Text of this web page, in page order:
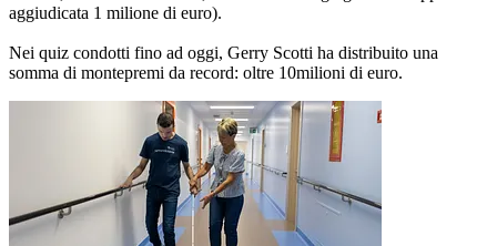
aggiudicata 1 milione di euro).
Nei quiz condotti fino ad oggi, Gerry Scotti ha distribuito una
somma di montepremi da record: oltre 10milioni di euro.